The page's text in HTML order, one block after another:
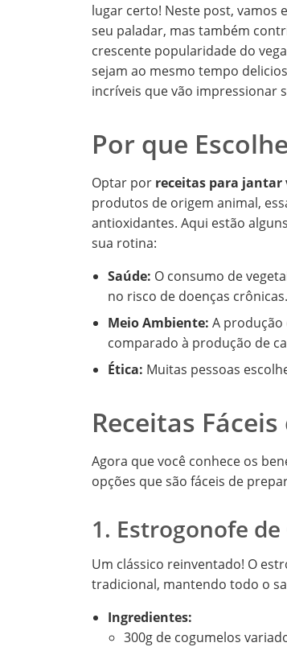
lugar certo! Neste post, vamos
seu paladar, mas também
crescente popularidade do
sejam ao mesmo tempo
incríveis que vão impressionar
Por que
Optar por receitas para jantar
produtos de origem animal,
antioxidantes. Aqui estão
sua rotina:
Saúde: O consumo de
no risco de doenças crônicas.
Meio Ambiente: A
comparado à produção de
Ética: Muitas pessoas
Receitas
Agora que você conhece os
opções que são fáceis de
1. Estrogonofe
Um clássico reinventado! O
tradicional, mantendo todo o
Ingredientes:
300g de cogumelos